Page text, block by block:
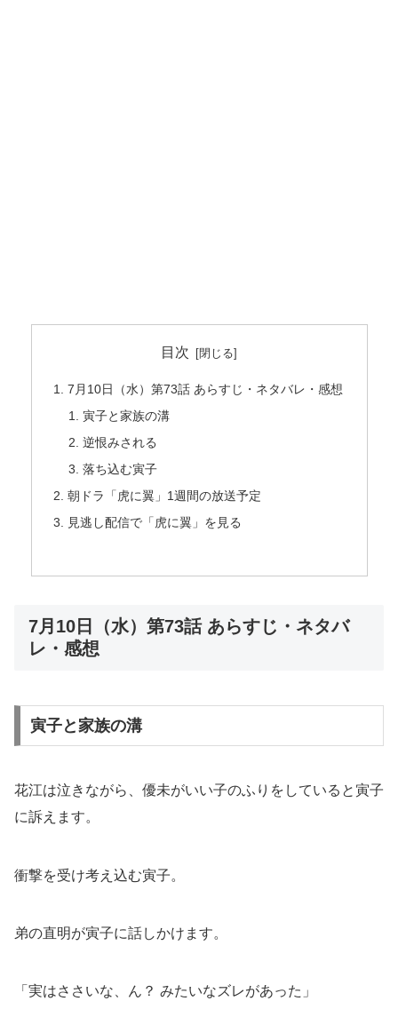
目次
7月10日（水）第73話 あらすじ・ネタバレ・感想
寅子と家族の溝
逆恨みされる
落ち込む寅子
朝ドラ「虎に翼」1週間の放送予定
見逃し配信で「虎に翼」を見る
7月10日（水）第73話 あらすじ・ネタバ
レ・感想
寅子と家族の溝
花江は泣きながら、優未がいい子のふりをしていると寅子
に訴えます。
衝撃を受け考え込む寅子。
弟の直明が寅子に話しかけます。
「実はささいな、ん？ みたいなズレがあった」